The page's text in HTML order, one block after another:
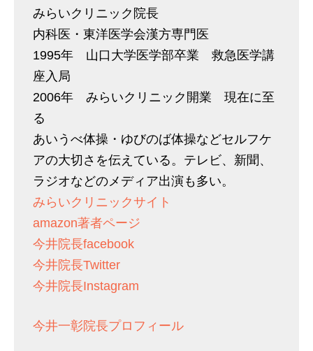
みらいクリニック院長
内科医・東洋医学会漢方専門医
1995年 山口大学医学部卒業 救急医学講
座入局
2006年 みらいクリニック開業 現在に至
る
あいうべ体操・ゆびのば体操などセルフケ
アの大切さを伝えている。テレビ、新聞、
ラジオなどのメディア出演も多い。
みらいクリニックサイト
amazon著者ページ
今井院長facebook
今井院長Twitter
今井院長Instagram
今井一彰院長プロフィール